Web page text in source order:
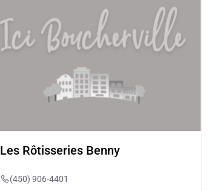
Les Rôtisseries Benny
(450) 906-4401